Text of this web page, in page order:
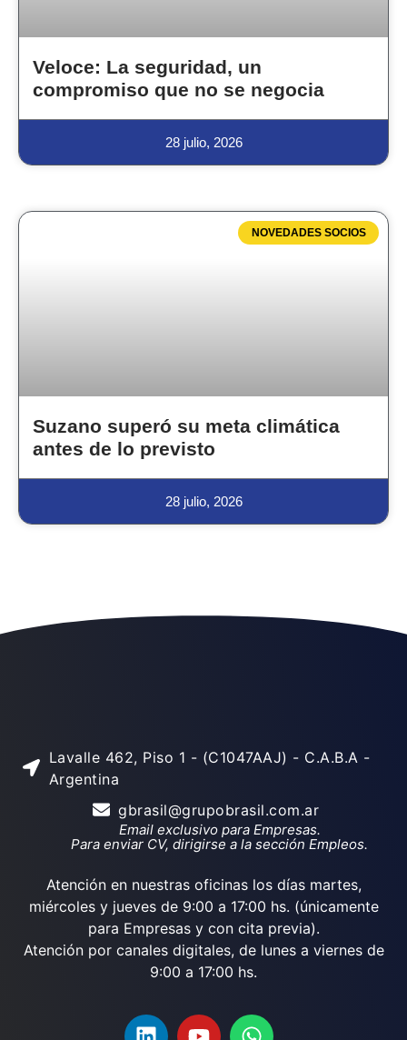
Veloce: La seguridad, un
compromiso que no se negocia
28 julio, 2026
NOVEDADES SOCIOS
Suzano superó su meta climática
antes de lo previsto
28 julio, 2026
Lavalle 462, Piso 1 - (C1047AAJ) - C.A.B.A -
Argentina
gbrasil@grupobrasil.com.ar
Email exclusivo para Empresas.
Para enviar CV, dirigirse a la sección Empleos.
Atención en nuestras oficinas los días martes,
miércoles y jueves de 9:00 a 17:00 hs. (únicamente
para Empresas y con cita previa).
Atención por canales digitales, de lunes a viernes de
9:00 a 17:00 hs.